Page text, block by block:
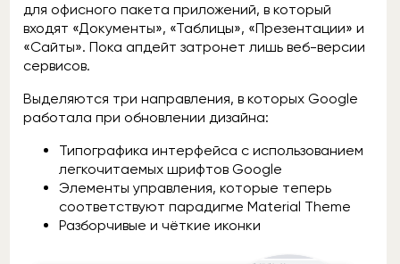
для офисного пакета приложений, в который
входят «Документы», «Таблицы», «Презентации» и
«Сайты». Пока апдейт затронет лишь веб-версии
сервисов.
Выделяются три направления, в которых Google
работала при обновлении дизайна:
Типографика интерфейса с использованием
легкочитаемых шрифтов Google
Элементы управления, которые теперь
соответствуют парадигме Material Theme
Разборчивые и чёткие иконки